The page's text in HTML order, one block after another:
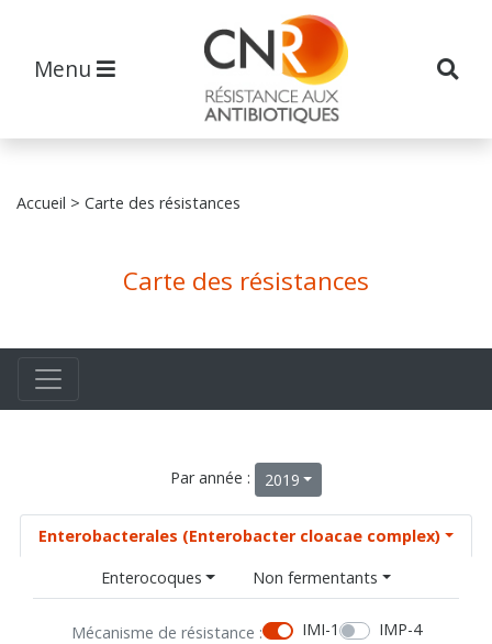
Menu
Accueil > Carte des résistances
Carte des résistances
Par année : 2019
Enterobacterales (Enterobacter cloacae complex)
Enterocoques
Non fermentants
Mécanisme de résistance : IMI-1
IMP-4